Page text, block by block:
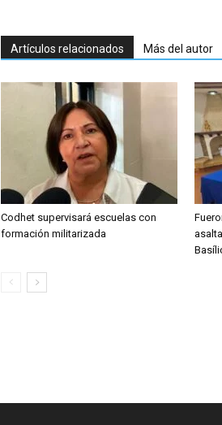
Artículos relacionados Más del autor
Codhet supervisará escuelas con
formación militarizada